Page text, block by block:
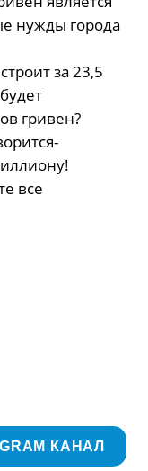
нужды города
за 23,5
гривен?
все
КАНАЛ